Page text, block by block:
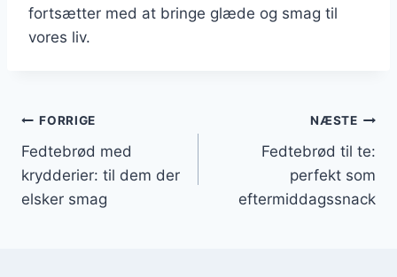
fortsætter med at bringe glæde og smag til
vores liv.
Indlægsnavigation
FORRIGE
Fedtebrød med
krydderier: til dem der
elsker smag
NÆSTE
Fedtebrød til te:
perfekt som
eftermiddagssnack